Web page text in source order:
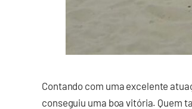
Contando com uma excelente
conseguiu uma boa vitória. Quem